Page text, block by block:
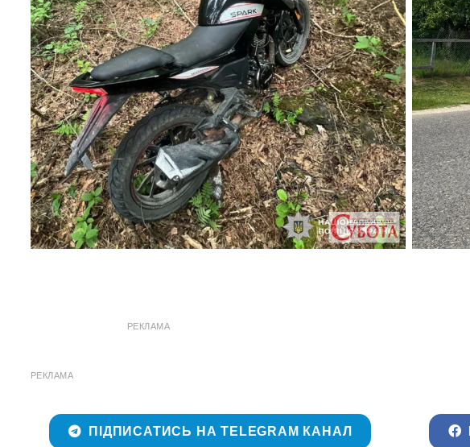
РЕКЛАМА
РЕКЛАМА
ПІДПИСАТИСЬ НА TELEGRAM КАНАЛ